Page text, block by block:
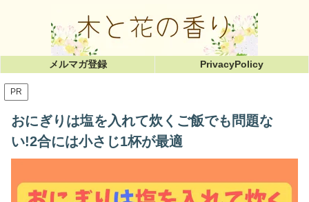
メルマガ登録 PrivacyPolicy
PR
おにぎりは塩を入れて炊くご飯でも問題な
い!2合には小さじ1杯が最適